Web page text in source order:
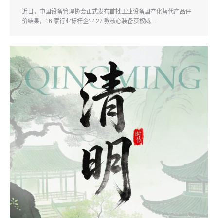
近日，中国设备管理协会正式发布首批工业设备国产化替代产品评
价结果，16 家行业标杆企业 27 款核心装备获权威…